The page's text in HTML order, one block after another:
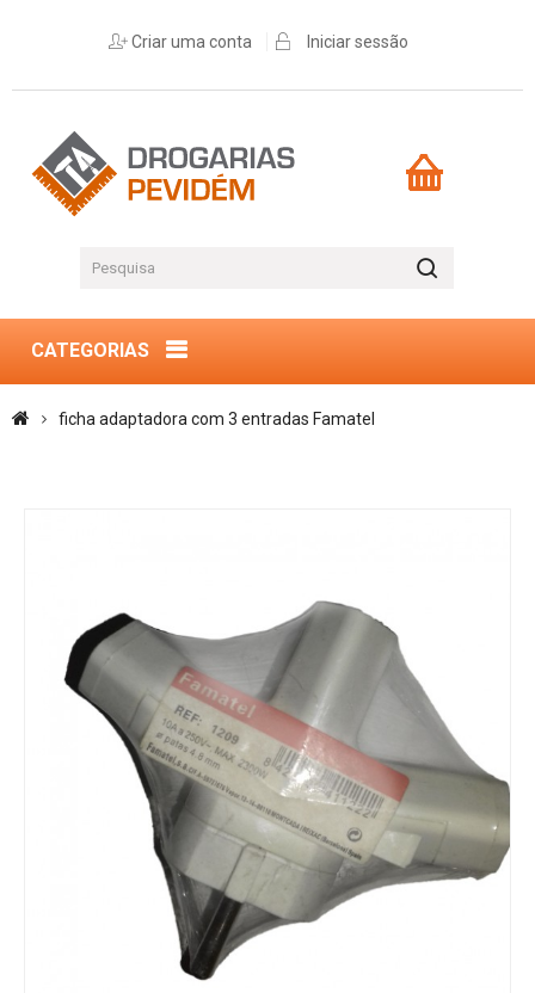
Criar uma conta Iniciar sessão
CATEGORIAS
ficha adaptadora com 3 entradas Famatel